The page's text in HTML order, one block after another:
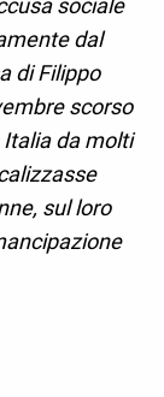
sociale
dal
di Filippo
scorso
da molti
sul loro